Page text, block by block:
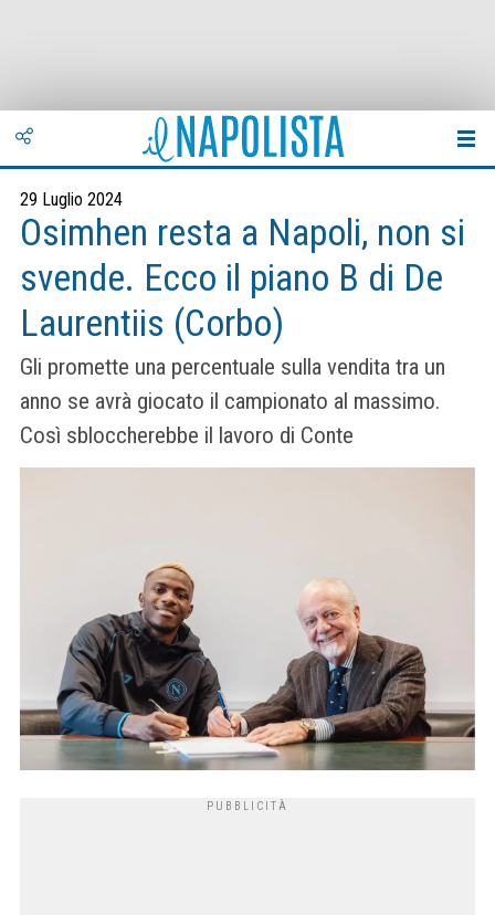
29 Luglio 2024
Osimhen resta a Napoli, non si
svende. Ecco il piano B di De
Laurentiis (Corbo)
Gli promette una percentuale sulla vendita tra un
anno se avrà giocato il campionato al massimo.
Così sbloccherebbe il lavoro di Conte